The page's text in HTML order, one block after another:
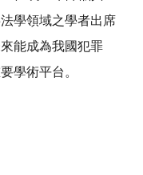
學領域之學者出席
能成為我國犯罪
學術平台。